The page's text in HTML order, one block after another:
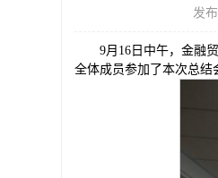
发
9月16日中午，金融
全体成员参加了本次总结